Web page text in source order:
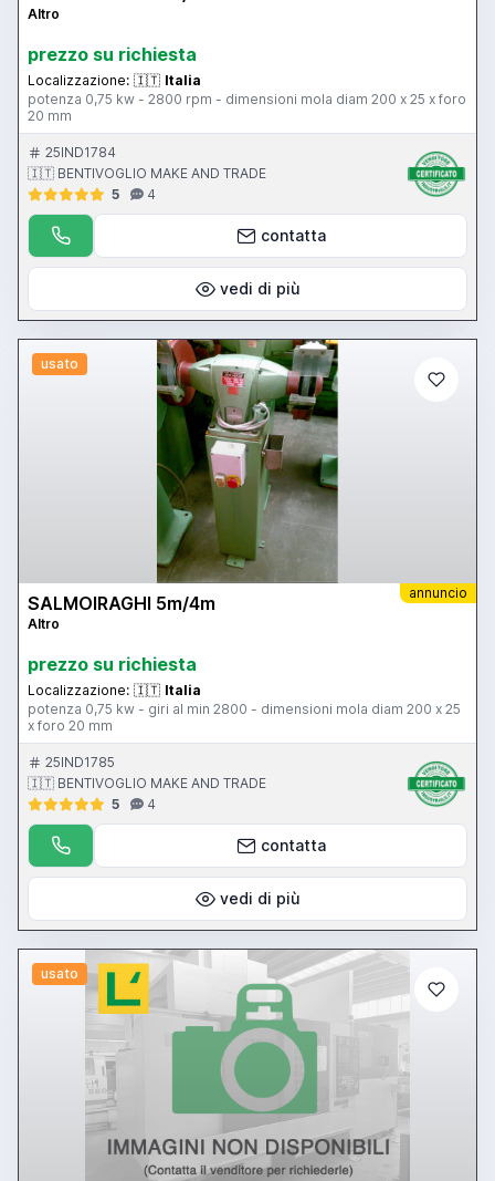
Altro
prezzo su richiesta
Localizzazione: 🇮🇹 Italia
potenza 0,75 kw - 2800 rpm - dimensioni mola diam 200 x 25 x foro
20 mm
25IND1784
🇮🇹 BENTIVOGLIO MAKE AND TRADE
5
4
contatta
vedi di più
usato
annuncio
SALMOIRAGHI 5m/4m
Altro
prezzo su richiesta
Localizzazione: 🇮🇹 Italia
potenza 0,75 kw - giri al min 2800 - dimensioni mola diam 200 x 25
x foro 20 mm
25IND1785
🇮🇹 BENTIVOGLIO MAKE AND TRADE
5
4
contatta
vedi di più
usato